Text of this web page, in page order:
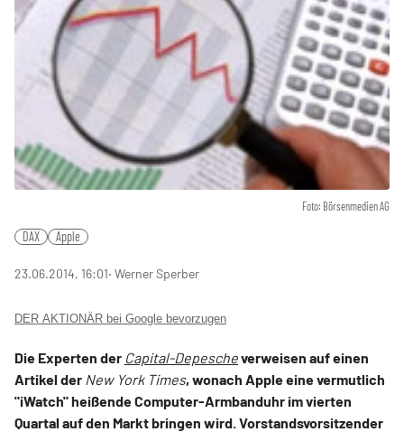
Foto: Börsenmedien AG
DAX Apple
23.06.2014, 16:01‧ Werner Sperber
DER AKTIONÄR bei Google bevorzugen
Die Experten der Capital-Depescheverweisen auf einen
Artikel der New York Times, wonach Apple eine vermutlich
"iWatch" heißende Computer-Armbanduhr im vierten
Quartal auf den Markt bringen wird. Vorstandsvorsitzender